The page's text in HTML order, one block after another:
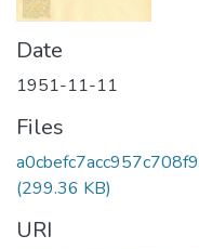
Date
1951-11-11
Files
(299.36 KB)
URI